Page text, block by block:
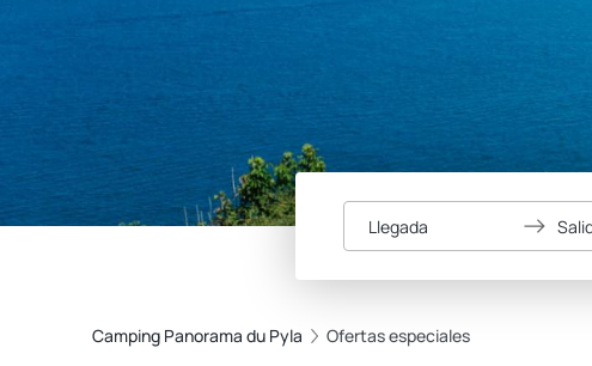
Llegada
Camping Panorama du Pyla Ofertas especiales